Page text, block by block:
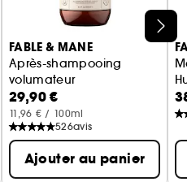
FABLE & MANE
Après-shampooing
volumateur
cheveux plus denses et plus
29,90 €
11,96 € / 100ml
526avis
Ajouter au panier